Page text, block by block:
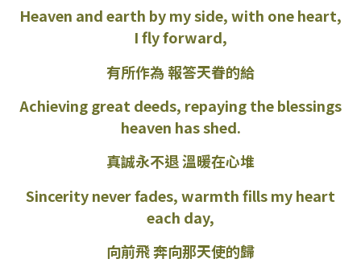
Heaven and earth by my side, with one heart,
I fly forward,
有所作為 報答天眷的給
Achieving great deeds, repaying the blessings
heaven has shed.
真誠永不退 溫暖在心堆
Sincerity never fades, warmth fills my heart
each day,
向前飛 奔向那天使的歸